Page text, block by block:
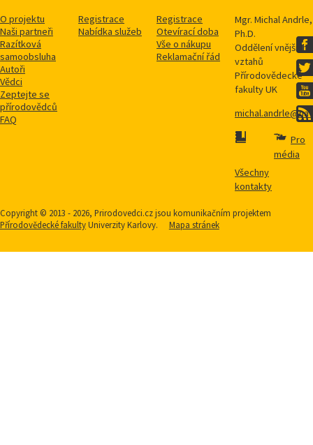
O projektu
Naši partneři
Razítková
samoobsluha
Autoři
Vědci
Zeptejte se
přírodovědců
FAQ
Registrace
Nabídka služeb
Registrace
Otevírací doba
Vše o nákupu
Reklamační řád
Mgr. Michal Andrle,
Ph.D.
Oddělení vnějších
vztahů
Přírodovědecké
fakulty UK
Všechny
kontakty
Pro
média
Copyright © 2013 - 2026, Prirodovedci.cz jsou komunikačním projektem
Přírodovědecké fakultyUniverzity Karlovy. Mapa stránek